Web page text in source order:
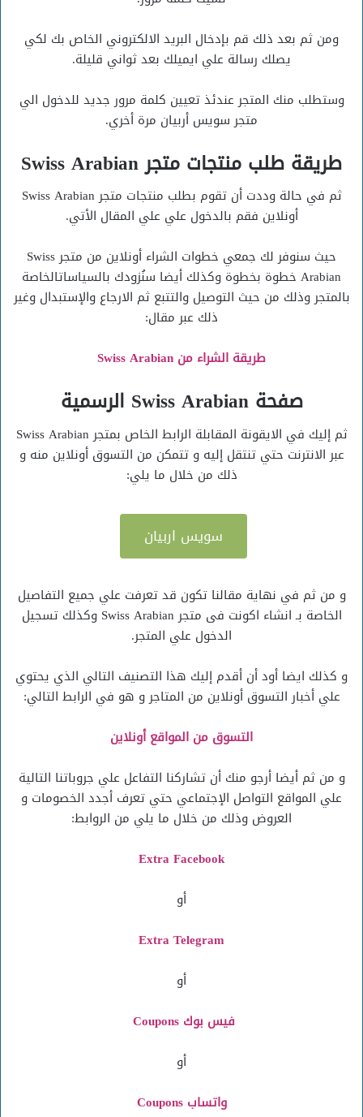
ومن ثم بعد ذلك قم بإدخال البريد الالكتروني الخاص بك لكي
يصلك رسالة علي ايميلك بعد ثواني قليلة.
وستطلب منك المتجر عندئذ تعيين كلمة مرور جديد للدخول الي
متجر سويس أربيان مرة أخري.
طريقة طلب منتجات متجر Swiss Arabian
ثم في حالة وددت أن تقوم بطلب منتجات متجر Swiss Arabian
أونلاين فقم بالدخول علي علي المقال الأتي.
حيث سنوفر لك جمعي خطوات الشراء أونلاين من متجر Swiss
Arabian خطوة بخطوة وكذلك أيضا سنُزودك بالسياساتالخاصة
بالمتجر وذلك من حيث التوصيل والتتبع ثم الارجاع والإستبدال وغير
ذلك عبر مقال:
طريقة الشراء من Swiss Arabian
صفحة Swiss Arabian الرسمية
ثم إليك في الايقونة المقابلة الرابط الخاص بمتجر Swiss Arabian
عبر الانترنت حتي تنتقل إليه و تتمكن من التسوق أونلاين منه و
ذلك من خلال ما يلي:
سويس اربيان
و من ثم في نهاية مقالنا تكون قد تعرفت علي جميع التفاصيل
الخاصة بـ انشاء اكونت فى متجر Swiss Arabian وكذلك تسجيل
الدخول علي المتجر.
و كذلك ايضا أود أن أقدم إليك هذا التصنيف التالي الذي يحتوي
علي أخبار التسوق أونلاين من المتاجر و هو في الرابط التالي:
التسوق من المواقع أونلاين
و من ثم أيضا أرجو منك أن تشاركنا التفاعل علي جروباتنا التالية
علي المواقع التواصل الإجتماعي حتي تعرف أجدد الخصومات و
العروض وذلك من خلال ما يلي من الروابط:
Extra Facebook
أو
Extra Telegram
أو
فيس بوك Coupons
أو
واتساب Coupons